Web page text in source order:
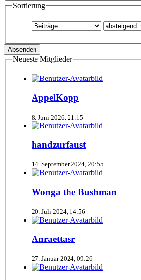
Sortierung
Neueste Mitglieder
AppelKopp
8. Juni 2026, 21:15
handzurfaust
14. September 2024, 20:55
Wonga the Bushman
20. Juli 2024, 14:56
Anraettasr
27. Januar 2024, 09:26